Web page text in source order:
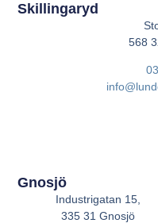
Gnosjö
Industrigatan 15,
335 31 Gnosjö
Skillingaryd
568